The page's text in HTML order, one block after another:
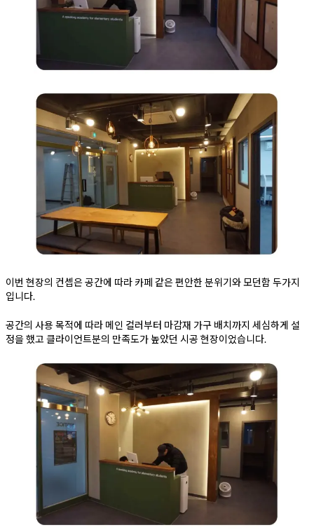
이번 현장의 컨셉은 공간에 따라 카페 같은 편안한 분위기와 모던함 두가지
입니다.
공간의 사용 목적에 따라 메인 컬러부터 마감재 가구 배치까지 세심하게 설
정을 했고 클라이언트분의 만족도가 높았던 시공 현장이었습니다.